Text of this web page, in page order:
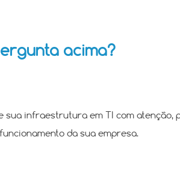
acima?
infraestrutura em TI com
da sua empresa.